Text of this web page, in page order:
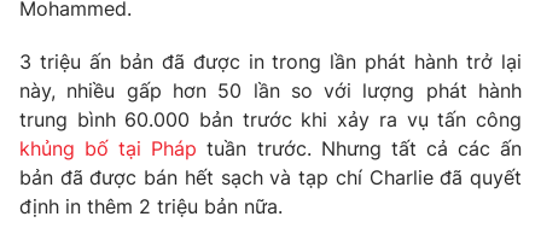
Nhân vật
Khán giả
Giải sao mai
Điện ảnh
Âm nhạc
Sao
Du lịch
Làm đẹp
Chất lượng cuộc sống
Giáo dục
Tuyển sinh
Học trực tuyến
Công nghệ
Mohammed.
3 triệu ấn bản đã được in trong lần phát hành trở lại
này, nhiều gấp hơn 50 lần so với lượng phát hành
trung bình 60.000 bản trước khi xảy ra vụ tấn công
khủng bố tại Pháp tuần trước. Nhưng tất cả các ấn
bản đã được bán hết sạch và tạp chí Charlie đã quyết
định in thêm 2 triệu bản nữa.